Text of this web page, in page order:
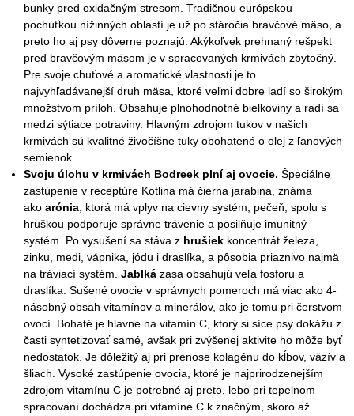
bunky pred oxidačným stresom. Tradičnou európskou
pochúťkou nížinných oblastí je už po stáročia bravčové mäso, a
preto ho aj psy dôverne poznajú. Akýkoľvek prehnaný rešpekt
pred bravčovým mäsom je v spracovaných krmivách zbytočný.
Pre svoje chuťové a aromatické vlastnosti je to
najvyhľadávanejší druh mäsa, ktoré veľmi dobre ladí so širokým
množstvom príloh. Obsahuje plnohodnotné bielkoviny a radí sa
medzi sýtiace potraviny. Hlavným zdrojom tukov v našich
krmivách sú kvalitné živočíšne tuky obohatené o olej z ľanových
semienok.
Svoju úlohu v krmivách Bodreek plní aj ovocie. Špeciálne
zastúpenie v receptúre Kotlina má čierna jarabina, známa
ako arónia , ktorá má vplyv na cievny systém, pečeň, spolu s
hruškou podporuje správne trávenie a posilňuje imunitný
systém. Po vysušení sa stáva z hrušiek koncentrát železa,
zinku, medi, vápnika, jódu i draslíka, a pôsobia priaznivo najmä
na tráviací systém. Jablká zasa obsahujú veľa fosforu a
draslíka. Sušené ovocie v správnych pomeroch má viac ako 4-
násobný obsah vitamínov a minerálov, ako je tomu pri čerstvom
ovocí. Bohaté je hlavne na vitamín C, ktorý si síce psy dokážu z
časti syntetizovať samé, avšak pri zvýšenej aktivite ho môže byť
nedostatok. Je dôležitý aj pri prenose kolagénu do kĺbov, väzív a
šliach. Vysoké zastúpenie ovocia, ktoré je najprirodzenejším
zdrojom vitamínu C je potrebné aj preto, lebo pri tepelnom
spracovaní dochádza pri vitamíne C k značným, skoro až